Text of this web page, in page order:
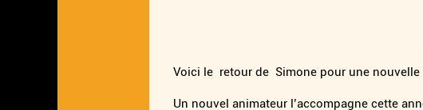
Voici le retour de Simone pour une
Un nouvel animateur l’accompagne cette